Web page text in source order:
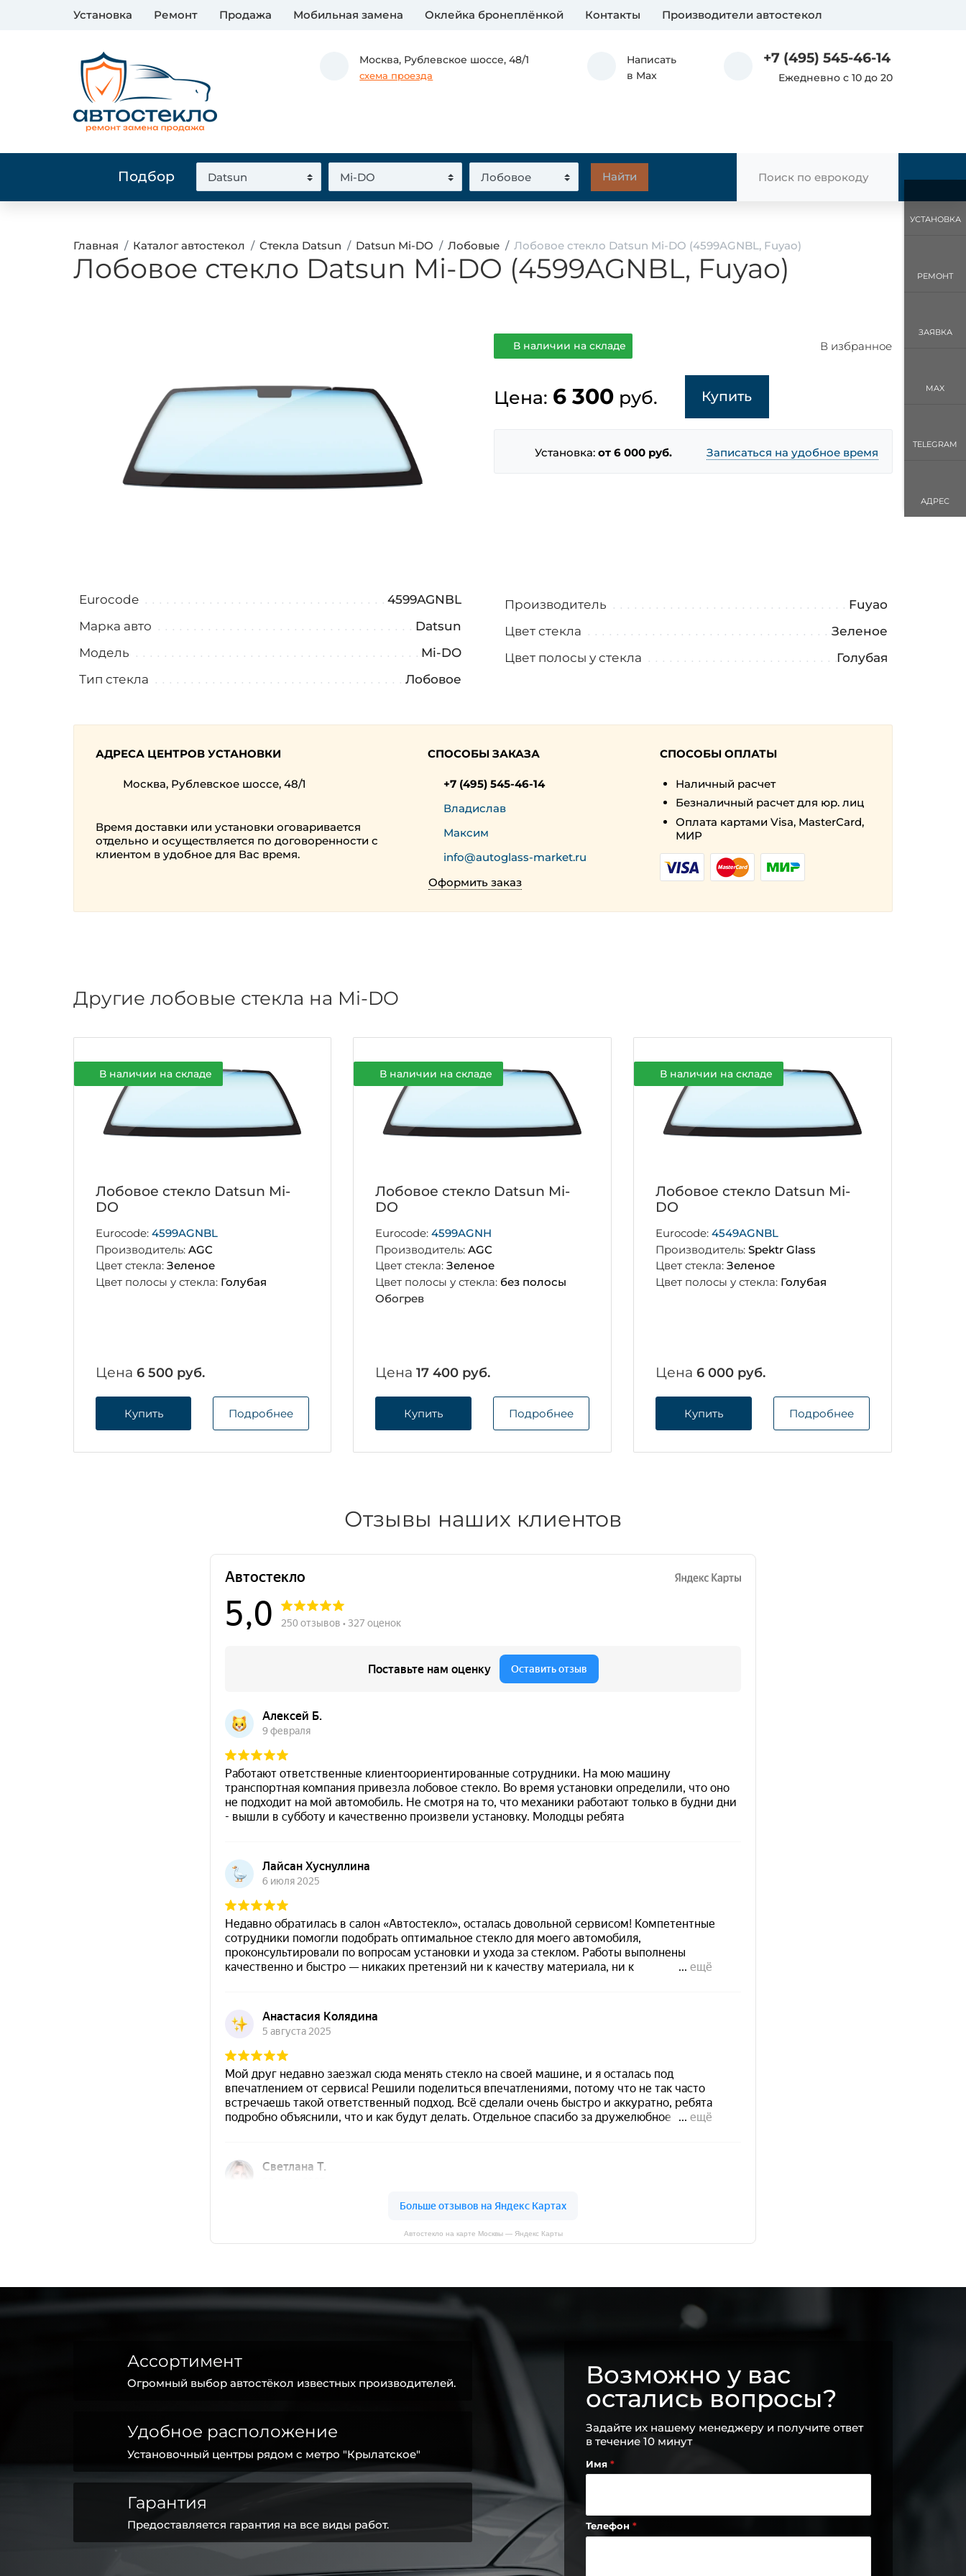
Установка Ремонт Продажа Мобильная замена Оклейка бронеплёнкой Контакты Производители автостекол
Москва, Рублевское шоссе, 48/1
схема проезда
Написать
в Max
+7 (495) 545-46-14
Ежедневно с 10 до 20
Подбор
Главная Каталог автостекол Стекла Datsun Datsun Mi-DO Лобовые Лобовое стекло Datsun Mi-DO (4599AGNBL, Fuyao)
Лобовое стекло Datsun Mi-DO (4599AGNBL, Fuyao)
В наличии на складе В избранное
Цена: 6 300 руб. Купить
Установка:от 6 000 руб. Записаться на удобное время
Eurocode
4599AGNBL
Марка авто
Datsun
Модель
Mi-DO
Тип стекла
Лобовое
Производитель
Fuyao
Цвет стекла
Зеленое
Цвет полосы у стекла
Голубая
АДРЕСА ЦЕНТРОВ УСТАНОВКИ
Москва, Рублевское шоссе, 48/1
Время доставки или установки оговаривается
отдельно и осуществляется по договоренности с
клиентом в удобное для Вас время.
СПОСОБЫ ЗАКАЗА
+7 (495) 545-46-14
Владислав
Максим
info@autoglass-market.ru
Оформить заказ
СПОСОБЫ ОПЛАТЫ
Наличный расчет
Безналичный расчет для юр. лиц
Оплата картами Visa, MasterCard,
МИР
Другие лобовые стекла на Mi-DO
В наличии на складе
Лобовое стекло Datsun Mi-
DO
Eurocode: 4599AGNBL
Производитель: AGC
Цвет стекла: Зеленое
Цвет полосы у стекла: Голубая
Цена 6 500 руб.
Купить Подробнее
В наличии на складе
Лобовое стекло Datsun Mi-
DO
Eurocode:4599AGNH
Производитель:AGC
Цвет стекла:Зеленое
Цвет полосы у стекла: без полосы
Обогрев
Цена17 400 руб.
Купить Подробнее
В наличии на складе
Лобовое стекло Datsun Mi-
DO
Eurocode: 4549AGNBL
Производитель: Spektr Glass
Цвет стекла: Зеленое
Цвет полосы у стекла: Голубая
Цена 6 000 руб.
Купить Подробнее
Отзывы наших клиентов
Автостекло на карте Москвы — Яндекс Карты
Ассортимент
Огромный выбор автостёкол известных производителей.
Удобное расположение
Установочный центры рядом с метро "Крылатское"
Гарантия
Предоставляется гарантия на все виды работ.
Возможно у вас
остались вопросы?
Задайте их нашему менеджеру и получите ответ
в течение 10 минут
Имя
Телефон
УСТАНОВКА
РЕМОНТ
ЗАЯВКА
MAX
TELEGRAM
АДРЕС